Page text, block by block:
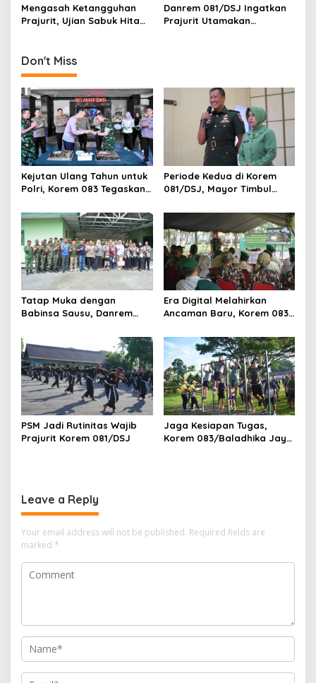
n
Prajurit
Mengasah Ketangguhan
Prajurit, Ujian Sabuk Hitam
Danrem 081/DSJ Ingatkan
Prajurit Utamakan
Don't Miss
Kejutan Ulang Tahun untuk
Polri, Korem 083 Tegaskan
Malang
Periode Kedua di Korem
081/DSJ, Mayor Timbul
Tatap Muka dengan
Babinsa Sausu, Danrem
Penting untuk Prajurit
Era Digital Melahirkan
Ancaman Baru, Korem 083
Ketahanan Bangsa
PSM Jadi Rutinitas Wajib
Prajurit Korem 081/DSJ
Jaga Kesiapan Tugas,
Korem 083/Baladhika Jaya
Leave a Reply
Your email address will not be published. Required fields are
marked *